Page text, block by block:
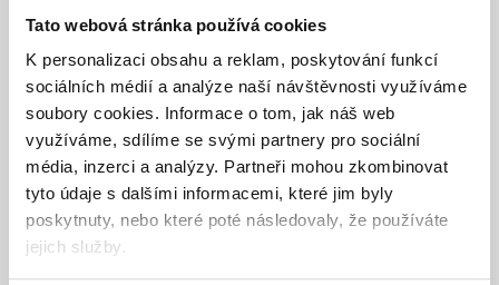
Tato webová stránka používá cookies
K personalizaci obsahu a reklam, poskytování funkcí
sociálních médií a analýze naší návštěvnosti využíváme
soubory cookies. Informace o tom, jak náš web
využíváme, sdílíme se svými partnery pro sociální
média, inzerci a analýzy. Partneři mohou zkombinovat
tyto údaje s dalšími informacemi, které jim byly
poskytnuty, nebo které poté následovaly, že používáte
jejich služby.
O autorovi:
William Stanek má více než dvacetiletou bohatou praxi v oblasti
pokročilého programování a vývoje. Je autorem více než 25 knih a
hlavním autorem edice Kapesní rádce administrátora nakladatelství
Microsoft Press. Jeho praktické rady již pomohli milionům
programátorů, vývojářů a síťových techniků na celém světě.
Ke stažení